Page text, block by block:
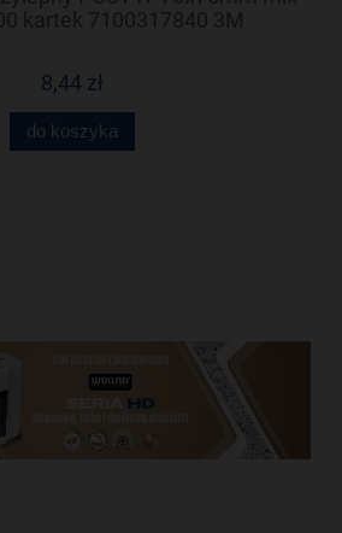
kartek 7100317840 3M
8,44 zł
do koszyka